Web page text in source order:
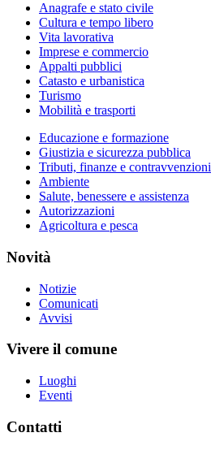
Anagrafe e stato civile
Cultura e tempo libero
Vita lavorativa
Imprese e commercio
Appalti pubblici
Catasto e urbanistica
Turismo
Mobilità e trasporti
Educazione e formazione
Giustizia e sicurezza pubblica
Tributi, finanze e contravvenzioni
Ambiente
Salute, benessere e assistenza
Autorizzazioni
Agricoltura e pesca
Novità
Notizie
Comunicati
Avvisi
Vivere il comune
Luoghi
Eventi
Contatti